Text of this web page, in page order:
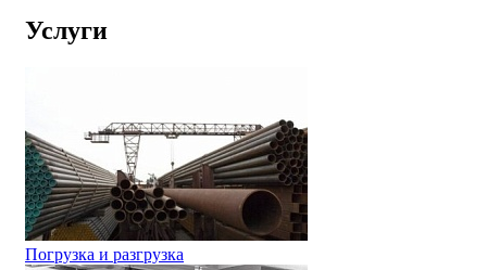
Услуги
Погрузка и разгрузка